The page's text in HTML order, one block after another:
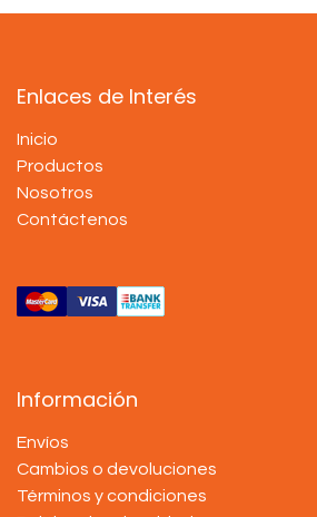
Enlaces de Interés
Inicio
Productos
Nosotros
Contáctenos
Información
Envíos
Cambios o devoluciones
Términos y condiciones